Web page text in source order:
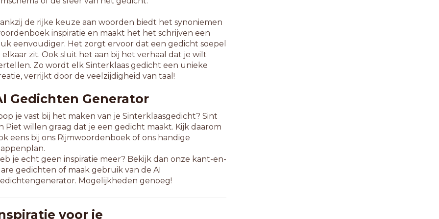
de rijke keuze aan woorden biedt het synoniemen
inspiratie en maakt het het schrijven een
eenvoudiger. Het zorgt ervoor dat een gedicht soepel
elkaar zit. Ook sluit het aan bij het verhaal dat je wilt
Zo wordt elk Sinterklaas gedicht een unieke
verrijkt door de veelzijdigheid van taal!
Gedichten Generator
je vast bij het maken van je Sinterklaasgedicht? Sint
Piet willen graag dat je een gedicht maakt. Kijk daarom
eens bij ons Rijmwoordenboek of ons handige
je echt geen inspiratie meer? Bekijk dan onze kant-en-
gedichten of maak gebruik van de AI
Mogelijkheden genoeg!
voor je